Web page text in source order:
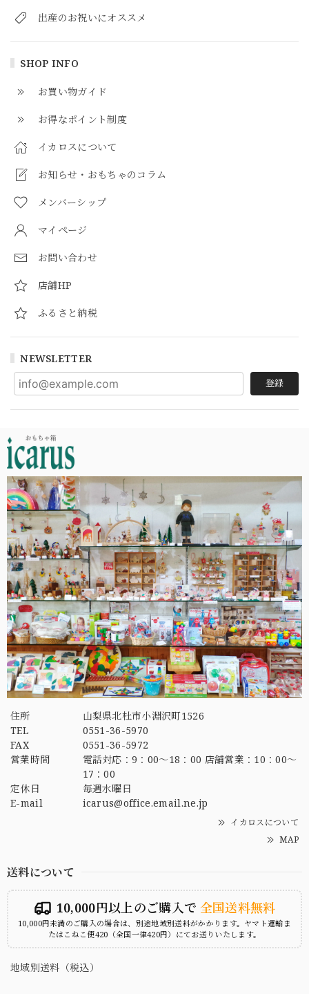
出産のお祝いにオススメ
SHOP INFO
お買い物ガイド
お得なポイント制度
イカロスについて
お知らせ・おもちゃのコラム
メンバーシップ
マイページ
お問い合わせ
店舗HP
ふるさと納税
NEWSLETTER
登録
住所
山梨県北杜市小淵沢町1526
TEL
0551-36-5970
FAX
0551-36-5972
営業時間
電話対応：9：00～18：00 店舗営業：10：00～
17：00
定休日
毎週水曜日
E-mail
icarus@office.email.ne.jp
イカロスについて
MAP
送料について
10,000円以上のご購入で 全国送料無料
10,000円未満のご購入の場合は、別途地域別送料がかかります。ヤマト運輸ま
たはこねこ便420（全国一律420円）にてお送りいたします。
地域別送料（税込）